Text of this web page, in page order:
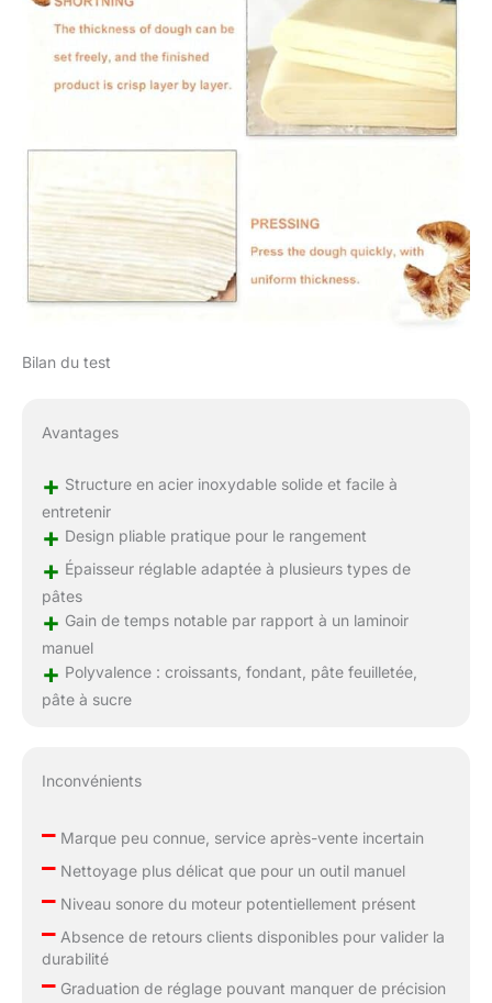
Bilan du test
Avantages
+ Structure en acier inoxydable solide et facile à
entretenir
+ Design pliable pratique pour le rangement
+ Épaisseur réglable adaptée à plusieurs types de
pâtes
+ Gain de temps notable par rapport à un laminoir
manuel
+ Polyvalence : croissants, fondant, pâte feuilletée,
pâte à sucre
Inconvénients
–Marque peu connue, service après-vente incertain
–Nettoyage plus délicat que pour un outil manuel
–Niveau sonore du moteur potentiellement présent
–Absence de retours clients disponibles pour valider la
durabilité
–Graduation de réglage pouvant manquer de précision